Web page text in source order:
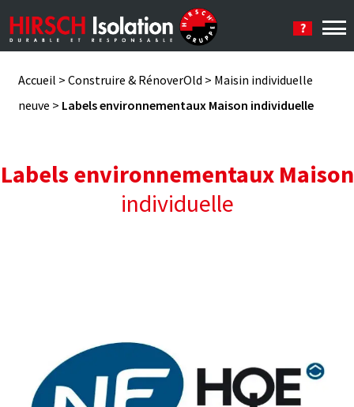
Accueil > Construire & RénoverOld > Maisin individuelle
neuve > Labels environnementaux Maison individuelle
Labels environnementaux Maison
individuelle